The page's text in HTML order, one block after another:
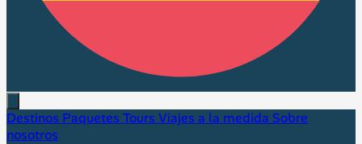
Destinos Paquetes Tours Viajes a la medida Sobre
nosotros